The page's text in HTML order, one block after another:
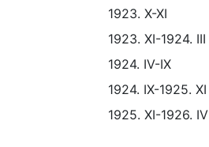
1923. X-XI
1923. XI-1924. III
1924. IV-IX
1924. IX-1925. XI
1925. XI-1926. IV